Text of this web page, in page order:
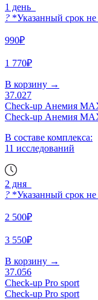
1 день
? *Указанный срок не
990₽
1 770₽
В корзину →
37.027
Check-up Анемия
Check-up Анемия
В составе комплекса:
11 исследований
2 дня
? *Указанный срок не
2 500₽
3 550₽
В корзину →
37.056
Check-up Pro sport
Check-up Pro sport